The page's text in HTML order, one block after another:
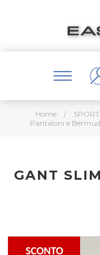
Home /
Pantaloni e
GANT